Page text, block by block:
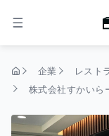
メニュー
企業